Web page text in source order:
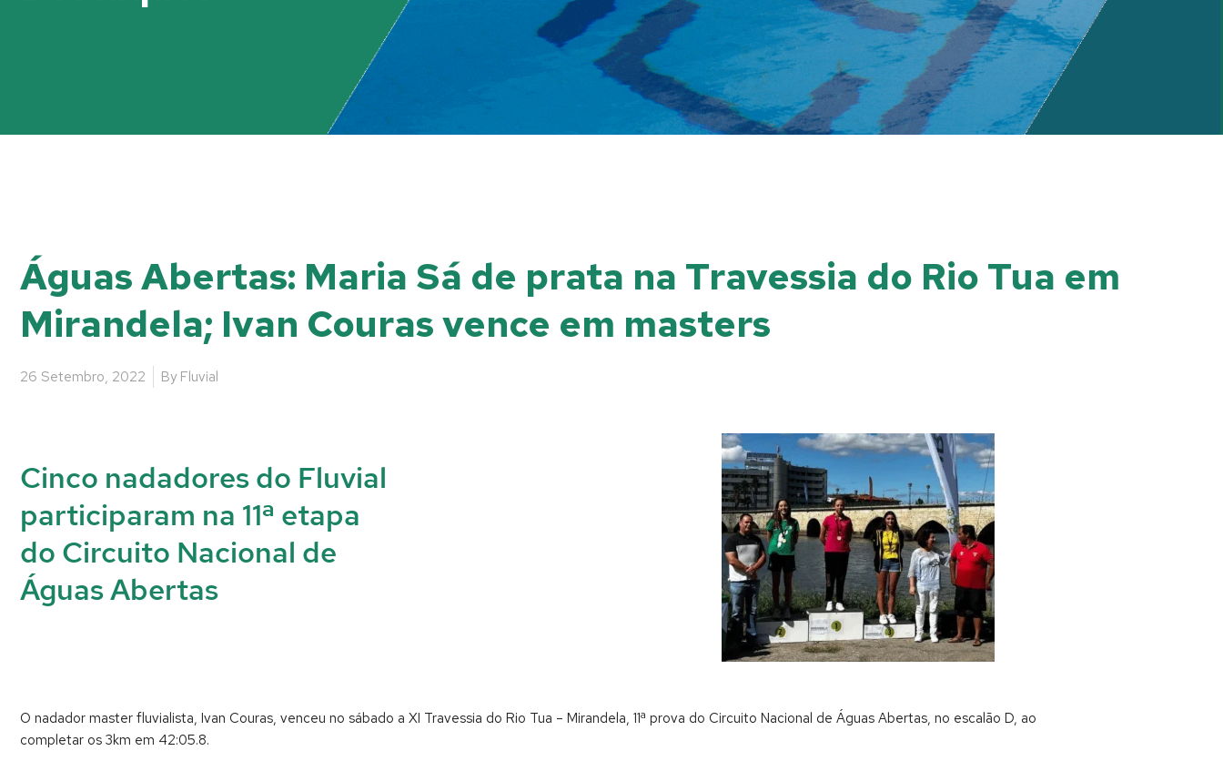
Águas Abertas: Maria Sá de prata na Travessia do Rio Tua em
Mirandela; Ivan Couras vence em masters
26 Setembro, 2022 By Fluvial
Cinco nadadores do Fluvial
participaram na 11ª etapa
do Circuito Nacional de
Águas Abertas
O nadador master fluvialista, Ivan Couras, venceu no sábado a XI Travessia do Rio Tua – Mirandela, 11ª prova do Circuito Nacional de Águas Abertas, no escalão D, ao
completar os 3km em 42:05.8.